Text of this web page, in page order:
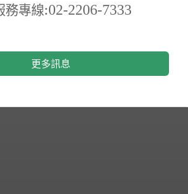
務專線:02-2206-7333
更多訊息